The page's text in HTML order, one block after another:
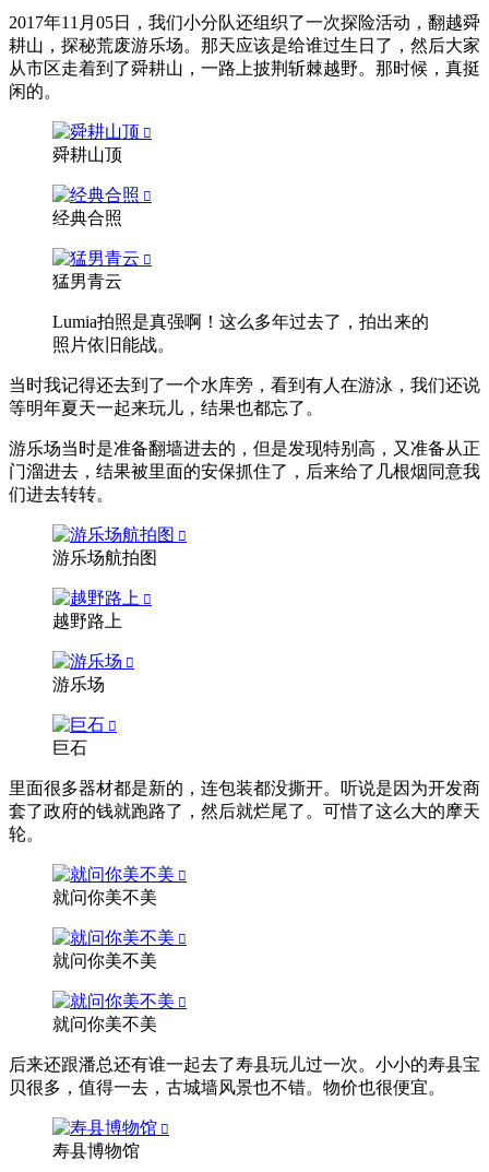
2017年11月05日，我们小分队还组织了一次探险活动，翻越舜
耕山，探秘荒废游乐场。那天应该是给谁过生日了，然后大家
从市区走着到了舜耕山，一路上披荆斩棘越野。那时候，真挺
闲的。
舜耕山顶
经典合照
猛男青云
Lumia拍照是真强啊！这么多年过去了，拍出来的
照片依旧能战。
当时我记得还去到了一个水库旁，看到有人在游泳，我们还说
等明年夏天一起来玩儿，结果也都忘了。
游乐场当时是准备翻墙进去的，但是发现特别高，又准备从正
门溜进去，结果被里面的安保抓住了，后来给了几根烟同意我
们进去转转。
游乐场航拍图
越野路上
游乐场
巨石
里面很多器材都是新的，连包装都没撕开。听说是因为开发商
套了政府的钱就跑路了，然后就烂尾了。可惜了这么大的摩天
轮。
就问你美不美
就问你美不美
就问你美不美
后来还跟潘总还有谁一起去了寿县玩儿过一次。小小的寿县宝
贝很多，值得一去，古城墙风景也不错。物价也很便宜。
寿县博物馆